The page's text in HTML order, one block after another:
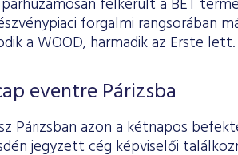
felkerült a BÉT
forgalmi rangsorában
a WOOD, harmadik az Erste lett.
eventre Párizsba
Párizsban azon a kétnapos
jegyzett cég képviselői